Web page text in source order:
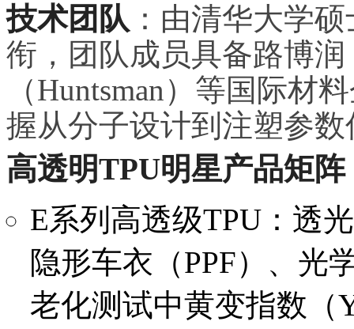
技术团队 ：由清华大学
衔，团队成员具备路博
（Huntsman）等国际材
握从分子设计到注塑参
高透明TPU明星产品矩阵
E系列高透级TPU：透
隐形车衣（PPF）、光
老化测试中黄变指数（